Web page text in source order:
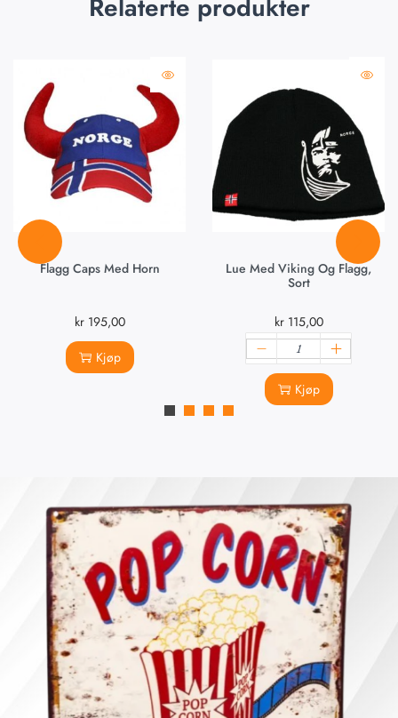
Relaterte produkter
Flagg Caps Med Horn
kr195,00
Kjøp
Lue Med Viking Og Flagg,
Sort
kr115,00
Kjøp